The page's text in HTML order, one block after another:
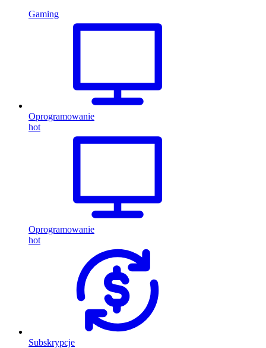
Gaming
Oprogramowanie
hot
Oprogramowanie
hot
Subskrypcje